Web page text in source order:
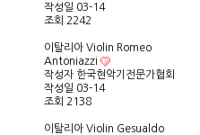
작성일 03-14
조회 2242
이탈리아 Violin Romeo
Antoniazzi
작성자 한국현악기전문가협회
작성일 03-14
조회 2138
이탈리아 Violin Gesualdo